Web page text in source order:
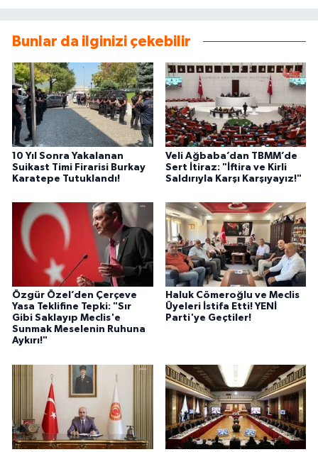
Bunlar da ilginizi çekebilir
10 Yıl Sonra Yakalanan
Suikast Timi Firarisi Burkay
Karatepe Tutuklandı!
Veli Ağbaba’dan TBMM’de
Sert İtiraz: "İftira ve Kirli
Saldırıyla Karşı Karşıyayız!"
Özgür Özel’den Çerçeve
Yasa Teklifine Tepki: "Sır
Gibi Saklayıp Meclis'e
Sunmak Meselenin Ruhuna
Aykırı!"
Haluk Cömeroğlu ve Meclis
Üyeleri İstifa Etti! YENİ
Parti'ye Geçtiler!